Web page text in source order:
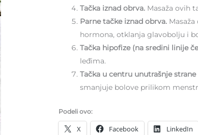
Tačka iznad obrva. Masaža ovih
Parne tačke iznad obrva.
hormona, otklanja glavobolju i
Tačka hipofize (na sredini linije
leđima.
Tačka u centru unutrašnje strane
smanjuje bolove prilikom
Podeli ovo:
X Facebook LinkedIn